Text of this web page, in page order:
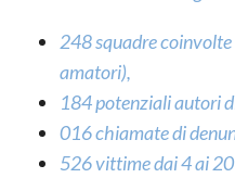
248 squadre coinvolte
amatori),
184 potenziali autori
016 chiamate di
526 vittime dai 4 ai